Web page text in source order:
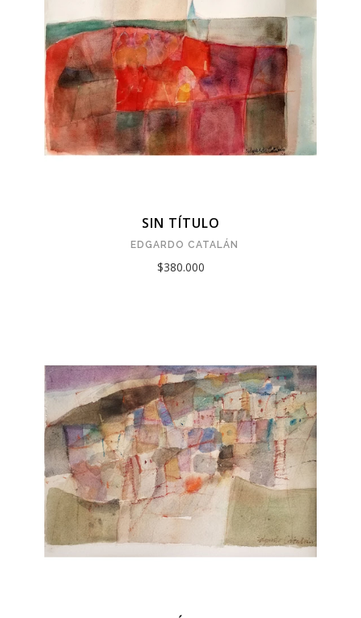
SIN TÍTULO
EDGARDO CATALÁN
$380.000